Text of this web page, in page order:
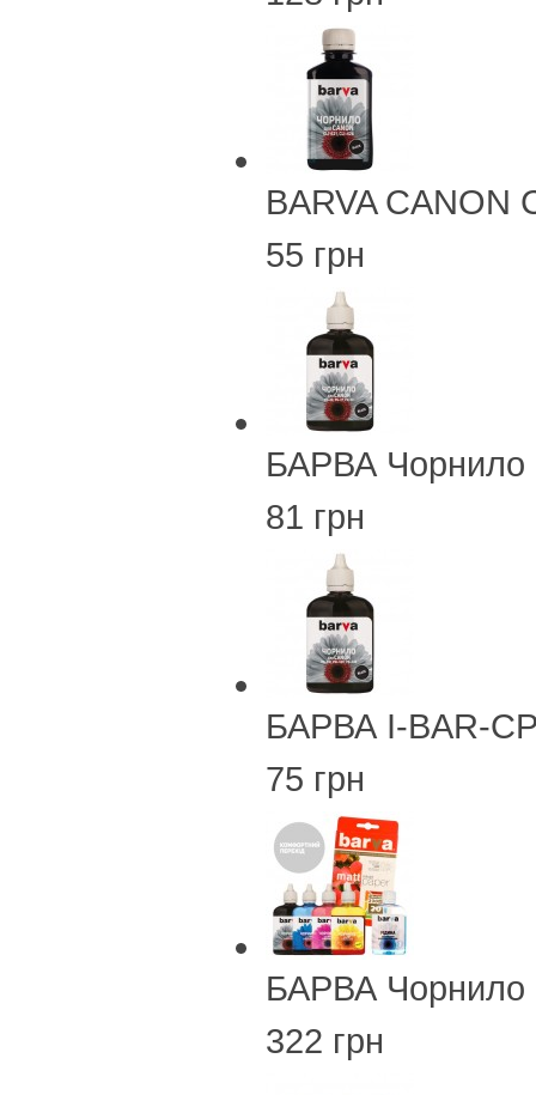
BARVA CANON
55 грн
БАРВА Чорнило
81 грн
БАРВА I-BAR-
75 грн
БАРВА Чорнило
322 грн